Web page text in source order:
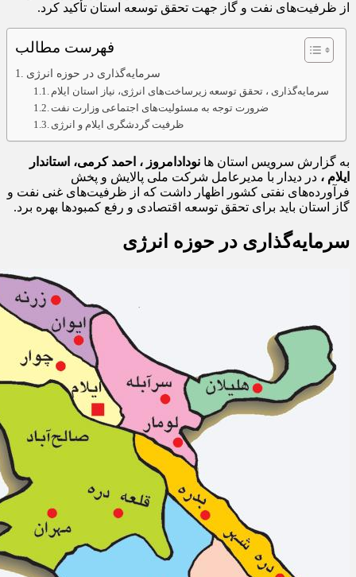
از ظرفیت‌های نفت و گاز جهت تحقق توسعه استان تأکید کرد.
فهرست مطالب
سرمایه‌گذاری در حوزه انرژی
سرمایه‌گذاری ، تحقق توسعه زیرساخت‌های انرژی، نیاز استان ایلام
ضرورت توجه به مسئولیت‌های اجتماعی وزارت نفت
ظرفیت گردشگری ایلام و انرژی
به گزارش سرویس استان ها نودادامروز ، احمد کرمی، استاندار
ایلام ، در دیدار با مدیرعامل شرکت ملی پالایش و پخش
فرآورده‌های نفتی کشور اظهار داشت که از ظرفیت‌های غنی نفت و
گاز استان باید برای تحقق توسعه اقتصادی و رفع کمبودها بهره برد.
سرمایه‌گذاری در حوزه انرژی